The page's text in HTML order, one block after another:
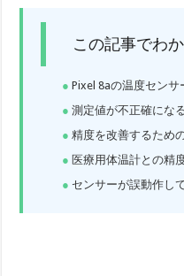
この記事でわ
Pixel 8aの温度セン
測定値が不正確にな
精度を改善するため
医療用体温計との精
センサーが誤動作し